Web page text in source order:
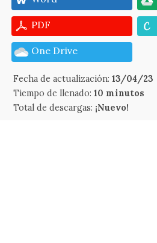
PDF
One Drive
Fecha de actualización:13/04/23
Tiempo de llenado:10 minutos
Total de descargas: ¡Nuevo!